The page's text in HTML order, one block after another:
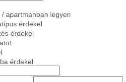
apartmanban legyen
érdekel
érdekel
érdekel